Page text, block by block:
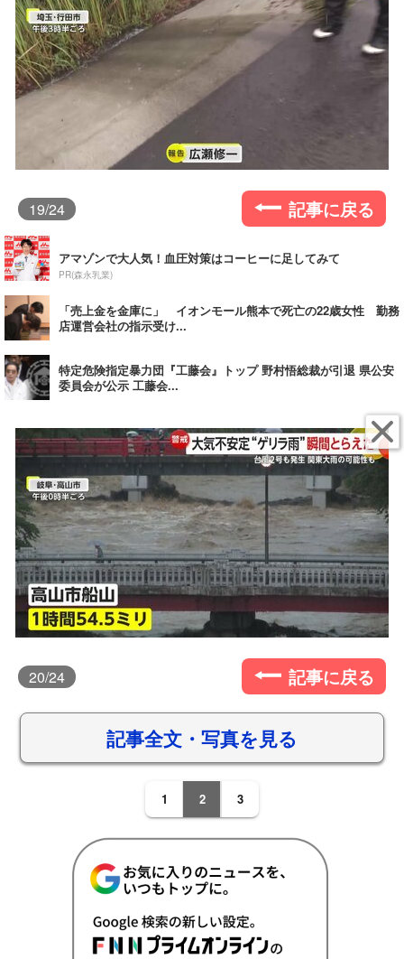
19/24 記事に戻る
アマゾンで大人気！血圧対策はコーヒーに足してみて
PR(森永乳業)
「売上金を金庫に」 イオンモール熊本で死亡の22歳女性 勤務
店運営会社の指示受け...
特定危険指定暴力団『工藤会』トップ 野村悟総裁が引退 県公安
委員会が公示 工藤会...
20/24 記事に戻る
記事全文・写真を見る
1 2 3